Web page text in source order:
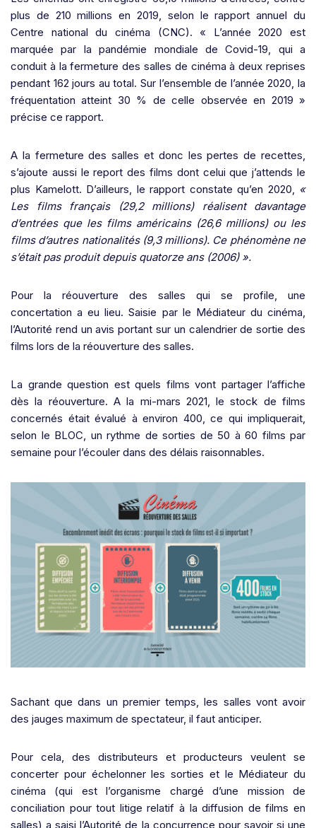
plus de 210 millions en 2019, selon le rapport annuel du
Centre national du cinéma (CNC). « L’année 2020 est
marquée par la pandémie mondiale de Covid-19, qui a
conduit à la fermeture des salles de cinéma à deux reprises
pendant 162 jours au total. Sur l’ensemble de l’année 2020, la
fréquentation atteint 30 % de celle observée en 2019 »
précise ce rapport.
A la fermeture des salles et donc les pertes de recettes,
s’ajoute aussi le report des films dont celui que j’attends le
plus Kamelott. D’ailleurs, le rapport constate qu’en 2020, «
Les films français (29,2 millions) réalisent davantage
d’entrées que les films américains (26,6 millions) ou les
films d’autres nationalités (9,3 millions). Ce phénomène ne
s’était pas produit depuis quatorze ans (2006) ».
Pour la réouverture des salles qui se profile, une
concertation a eu lieu. Saisie par le Médiateur du cinéma,
l’Autorité rend un avis portant sur un calendrier de sortie des
films lors de la réouverture des salles.
La grande question est quels films vont partager l’affiche
dès la réouverture. A la mi-mars 2021, le stock de films
concernés était évalué à environ 400, ce qui impliquerait,
selon le BLOC, un rythme de sorties de 50 à 60 films par
semaine pour l’écouler dans des délais raisonnables.
Sachant que dans un premier temps, les salles vont avoir
des jauges maximum de spectateur, il faut anticiper.
Pour cela, des distributeurs et producteurs veulent se
concerter pour échelonner les sorties et le Médiateur du
cinéma (qui est l’organisme chargé d’une mission de
conciliation pour tout litige relatif à la diffusion de films en
salles) a saisi l’Autorité de la concurrence pour savoir si une